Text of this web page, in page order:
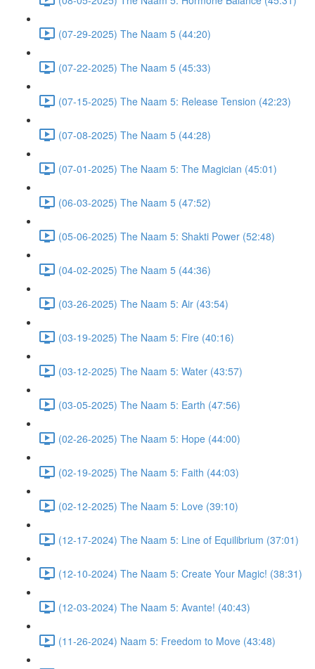
(07-29-2025) The Naam 5 (44:20)
(07-22-2025) The Naam 5 (45:33)
(07-15-2025) The Naam 5: Release Tension (42:23)
(07-08-2025) The Naam 5 (44:28)
(07-01-2025) The Naam 5: The Magician (45:01)
(06-03-2025) The Naam 5 (47:52)
(05-06-2025) The Naam 5: Shakti Power (52:48)
(04-02-2025) The Naam 5 (44:36)
(03-26-2025) The Naam 5: Air (43:54)
(03-19-2025) The Naam 5: Fire (40:16)
(03-12-2025) The Naam 5: Water (43:57)
(03-05-2025) The Naam 5: Earth (47:56)
(02-26-2025) The Naam 5: Hope (44:00)
(02-19-2025) The Naam 5: Faith (44:03)
(02-12-2025) The Naam 5: Love (39:10)
(12-17-2024) The Naam 5: Line of Equilibrium (37:01)
(12-10-2024) The Naam 5: Create Your Magic! (38:31)
(12-03-2024) The Naam 5: Avante! (40:43)
(11-26-2024) Naam 5: Freedom to Move (43:48)